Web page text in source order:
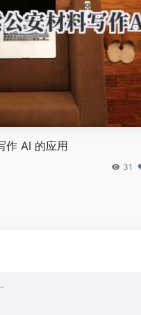
作 AI 的应用
31